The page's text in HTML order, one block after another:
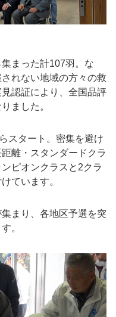
まった計107羽。な
れない地域の方々の救
認証により、全国品評
ました。
スタート。密集を避け
離・スタンダードクラ
ピオンクラスと2クラ
ています。
まり、各地区予選を突
。